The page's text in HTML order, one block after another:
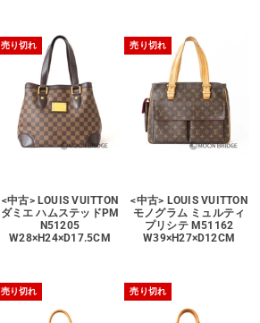
売り切れ
<中古> LOUIS VUITTON
ダミエ ハムステッドPM
N51205
W28×H24×D17.5CM
売り切れ
<中古> LOUIS VUITTON
モノグラム ミュルティ
プリシテ M51162
W39×H27×D12CM
売り切れ 売り切れ